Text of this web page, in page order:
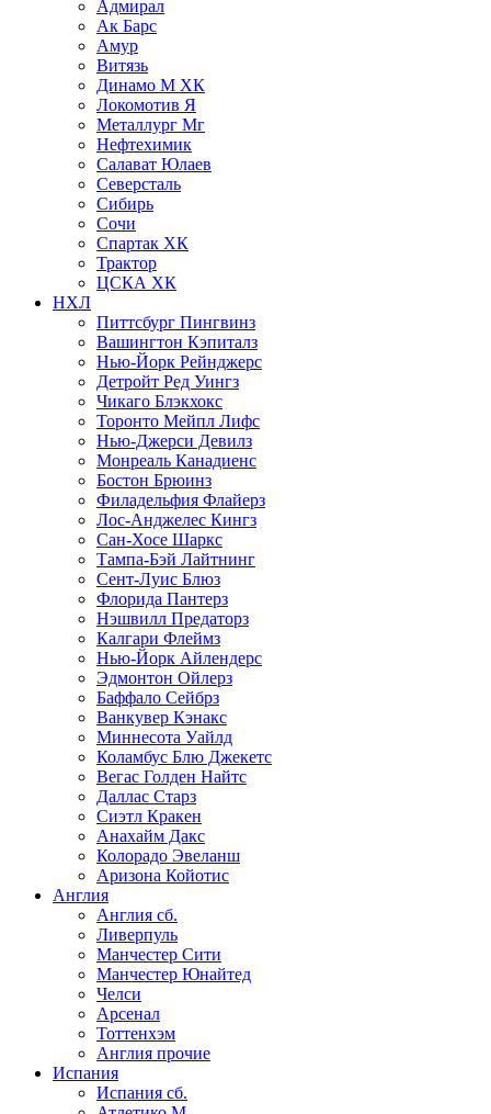
Адмирал
Ак Барс
Амур
Витязь
Динамо М ХК
Локомотив Я
Металлург Мг
Нефтехимик
Салават Юлаев
Северсталь
Сибирь
Сочи
Спартак ХК
Трактор
ЦСКА ХК
НХЛ
Питтсбург Пингвинз
Вашингтон Кэпиталз
Нью-Йорк Рейнджерс
Детройт Ред Уингз
Чикаго Блэкхокс
Торонто Мейпл Лифс
Нью-Джерси Девилз
Монреаль Канадиенс
Бостон Брюинз
Филадельфия Флайерз
Лос-Анджелес Кингз
Сан-Хосе Шаркс
Тампа-Бэй Лайтнинг
Сент-Луис Блюз
Флорида Пантерз
Нэшвилл Предаторз
Калгари Флеймз
Нью-Йорк Айлендерс
Эдмонтон Ойлерз
Баффало Сейбрз
Ванкувер Кэнакс
Миннесота Уайлд
Коламбус Блю Джекетс
Вегас Голден Найтс
Даллас Старз
Сиэтл Кракен
Анахайм Дакс
Колорадо Эвеланш
Аризона Койотис
Англия
Англия сб.
Ливерпуль
Манчестер Сити
Манчестер Юнайтед
Челси
Арсенал
Тоттенхэм
Англия прочие
Испания
Испания сб.